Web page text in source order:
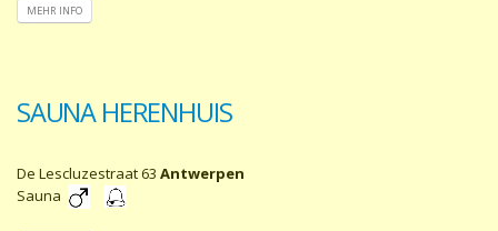
MEHR INFO
SAUNA HERENHUIS
De Lescluzestraat 63 Antwerpen
Sauna